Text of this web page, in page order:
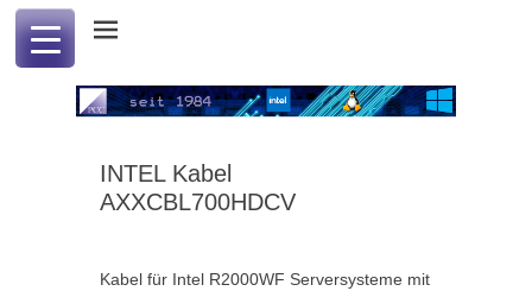
INTEL Kabel
AXXCBL700HDCV
Kabel für Intel R2000WF Serversysteme mit